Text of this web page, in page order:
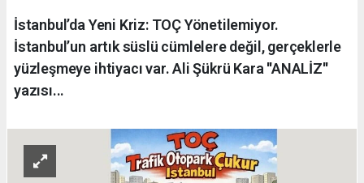
İstanbul’da Yeni Kriz: TOÇ Yönetilemiyor.
İstanbul’un artık süslü cümlelere değil, gerçeklerle
yüzleşmeye ihtiyacı var. Ali Şükrü Kara ''ANALİZ''
yazısı...